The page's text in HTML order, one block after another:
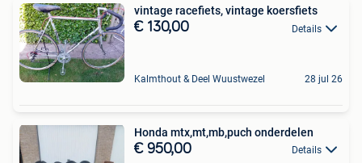
vintage racefiets, vintage koersfiets
€ 130,00 Details
Kalmthout & Deel Wuustwezel 28 jul 26
Honda mtx,mt,mb,puch onderdelen
€ 950,00 Details